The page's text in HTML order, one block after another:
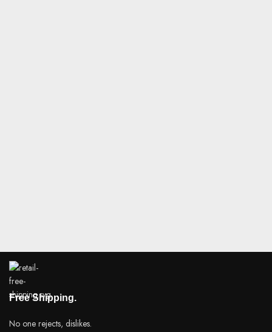
Free Shipping.
No one rejects, dislikes.